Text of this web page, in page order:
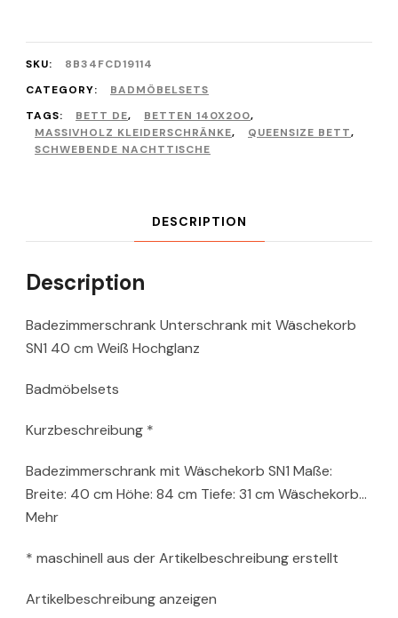
SKU:
8B34FCD19114
CATEGORY:
BADMÖBELSETS
TAGS:
BETT DE, BETTEN 140X200,
MASSIVHOLZ KLEIDERSCHRÄNKE, QUEENSIZE BETT,
SCHWEBENDE NACHTTISCHE
DESCRIPTION
Description
Badezimmerschrank Unterschrank mit Wäschekorb
SN1 40 cm Weiß Hochglanz
Badmöbelsets
Kurzbeschreibung *
Badezimmerschrank mit Wäschekorb SN1 Maße:
Breite: 40 cm Höhe: 84 cm Tiefe: 31 cm Wäschekorb…
Mehr
* maschinell aus der Artikelbeschreibung erstellt
Artikelbeschreibung anzeigen